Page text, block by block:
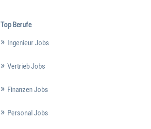
Top Berufe
Ingenieur Jobs
Vertrieb Jobs
Finanzen Jobs
Personal Jobs